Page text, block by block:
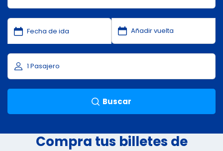
Buscar
Compra tus billetes de